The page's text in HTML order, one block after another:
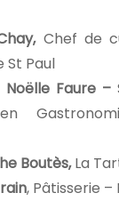
Chef de
St Paul
Faure –
Boutès,La
, Pâtisserie –